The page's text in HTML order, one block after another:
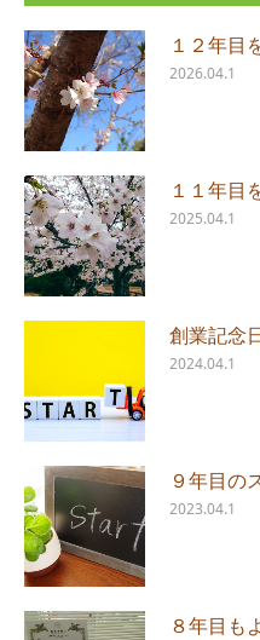
１２年目
2026.04.1
１１年目
2025.04.1
創業記念
2024.04.1
９年目の
2023.04.1
８年目も